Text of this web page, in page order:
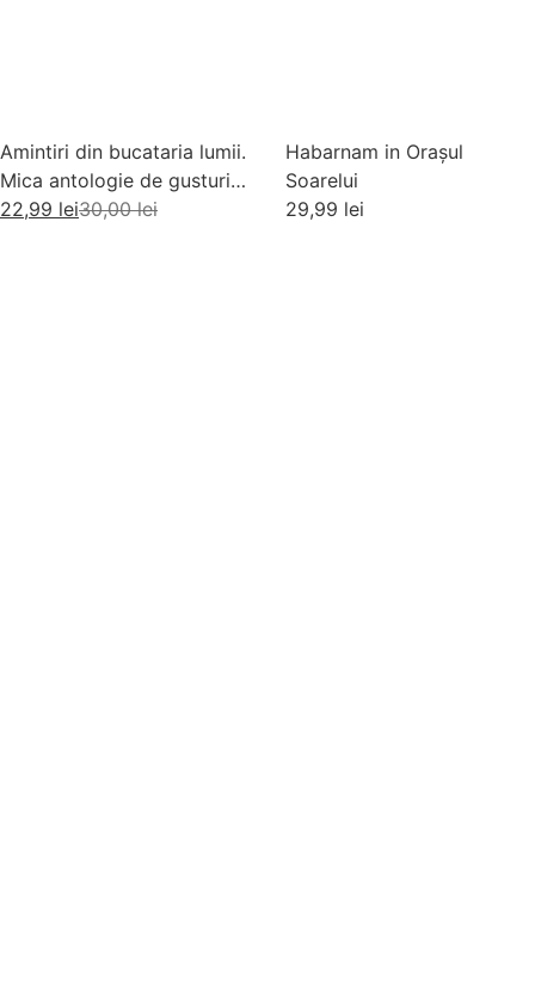
Amintiri din bucataria lumii.
Mica antologie de gusturi,
stari si gustari
30,00lei
22,99 lei
Habarnam in Orașul
Soarelui
29,99 lei